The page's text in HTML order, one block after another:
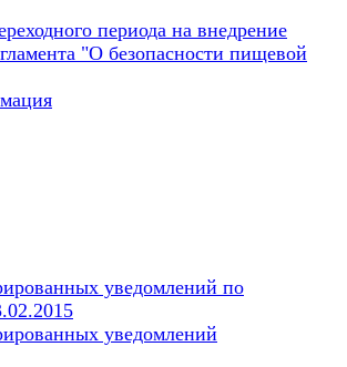
периода на внедрение
"О безопасности пищевой
уведомлений по
уведомлений